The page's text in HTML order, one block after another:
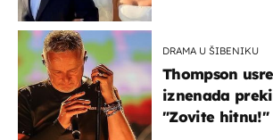
DRAMA U ŠIBENIKU
Thompson
iznenada
"Zovite hitnu!"